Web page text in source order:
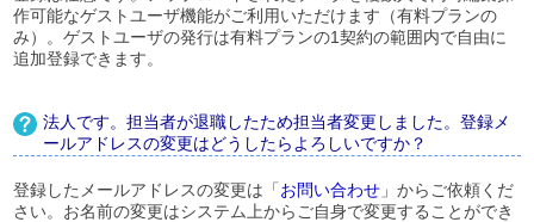
作可能なゲストユーザ機能がご利用いただけます（有料プランの
み）。ゲストユーザの発行は有料プランの1契約の範囲内で自由に
追加登録できます。
法人です。担当者が退職したため担当者変更しました。登録メ
ールアドレスの変更はどうしたらよろしいですか？
登録したメールアドレスの変更は「お問い合わせ 」からご依頼くだ
さい。お名前の変更はシステム上からご自身で変更することができ